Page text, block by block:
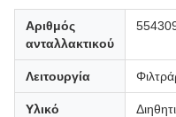
Αριθμός
ανταλλακτικού
Λειτουργία
Υλικό